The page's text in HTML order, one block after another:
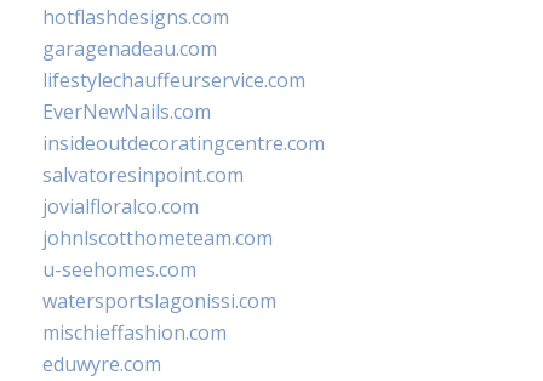
hotflashdesigns.com
garagenadeau.com
lifestylechauffeurservice.com
EverNewNails.com
insideoutdecoratingcentre.com
salvatoresinpoint.com
jovialfloralco.com
johnlscotthometeam.com
u-seehomes.com
watersportslagonissi.com
mischieffashion.com
eduwyre.com